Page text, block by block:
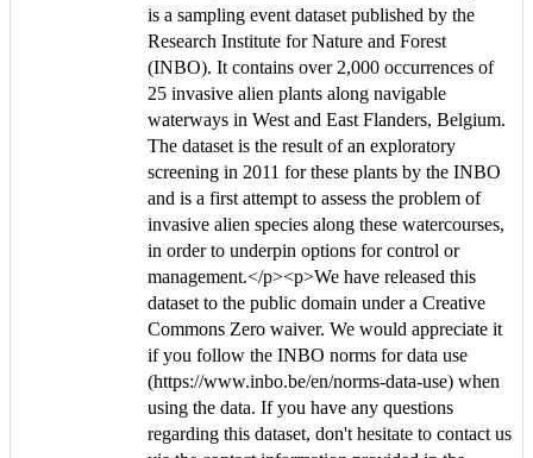
is a sampling event dataset published by the
Research Institute for Nature and Forest
(INBO). It contains over 2,000 occurrences of
25 invasive alien plants along navigable
waterways in West and East Flanders, Belgium.
The dataset is the result of an exploratory
screening in 2011 for these plants by the INBO
and is a first attempt to assess the problem of
invasive alien species along these watercourses,
in order to underpin options for control or
management.</p><p>We have released this
dataset to the public domain under a Creative
Commons Zero waiver. We would appreciate it
if you follow the INBO norms for data use
(https://www.inbo.be/en/norms-data-use) when
using the data. If you have any questions
regarding this dataset, don't hesitate to contact us